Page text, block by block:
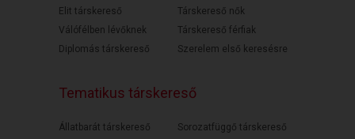
Elit társkereső
Válófélben lévőknek
Diplomás társkereső
Társkereső nők
Társkereső férfiak
Szerelem első keresésre
Tematikus társkereső
Állatbarát társkereső
Sorozatfüggő társkereső